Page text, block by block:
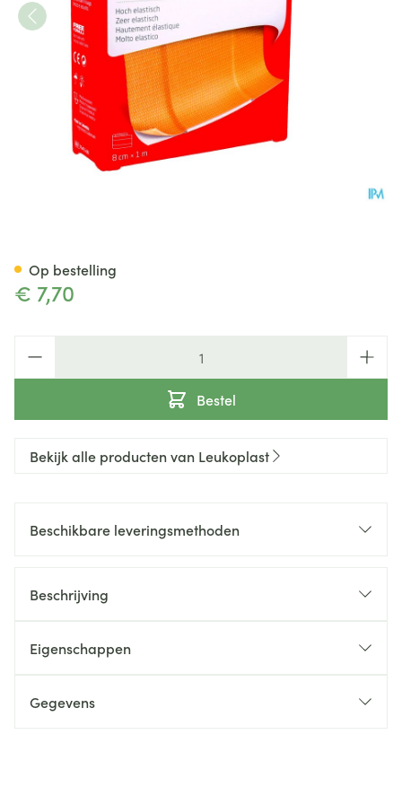
€ 7,70
Bestel
Op bestelling
Bekijk alle producten van Leukoplast
Beschikbare leveringsmethoden
Beschrijving
Eigenschappen
Gegevens